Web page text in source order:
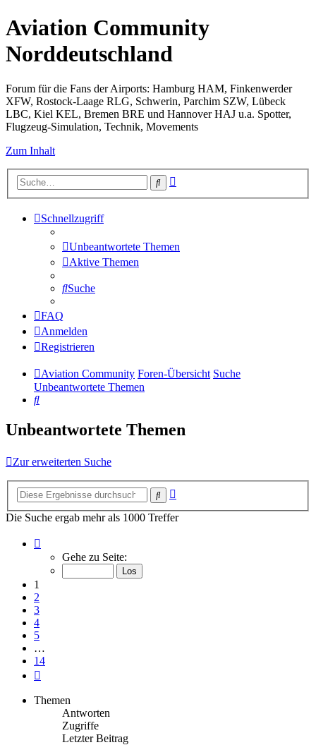
Aviation Community
Norddeutschland
Forum für die Fans der Airports: Hamburg HAM, Finkenwerder
XFW, Rostock-Laage RLG, Schwerin, Parchim SZW, Lübeck
LBC, Kiel KEL, Bremen BRE und Hannover HAJ u.a. Spotter,
Flugzeug-Simulation, Technik, Movements
Zum Inhalt
Suche
Schnellzugriff
Unbeantwortete Themen
Aktive Themen
Suche
FAQ
Anmelden
Registrieren
Aviation Community Foren-Übersicht Suche
Unbeantwortete Themen
Suche
Unbeantwortete Themen
Zur erweiterten Suche
Suche
Die Suche ergab mehr als 1000 Treffer
von
Gehe zu Seite:
1
2
3
4
5
…
14
Themen
Antworten
Zugriffe
Letzter Beitrag